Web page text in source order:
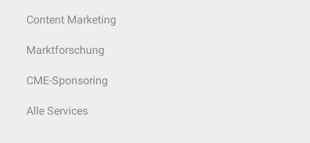
Content Marketing
Marktforschung
CME-Sponsoring
Alle Services